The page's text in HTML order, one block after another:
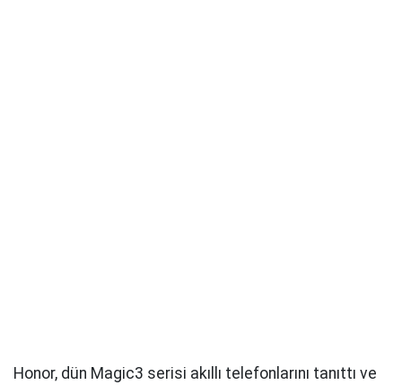
Honor, dün Magic3 serisi akıllı telefonlarını tanıttı ve